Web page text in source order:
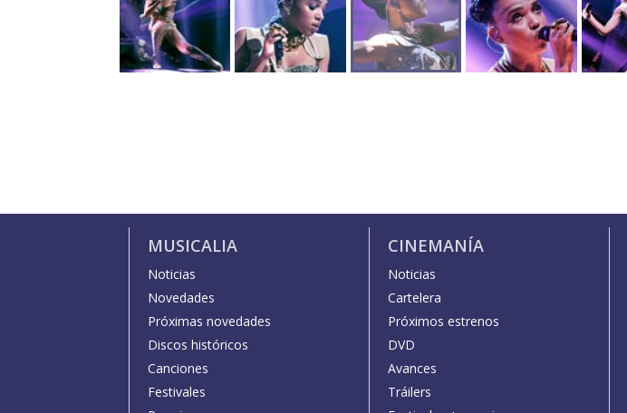
MUSICALIA
Noticias
Novedades
Próximas novedades
Discos históricos
Canciones
Festivales
CINEMANÍA
Noticias
Cartelera
Próximos estrenos
DVD
Avances
Tráilers